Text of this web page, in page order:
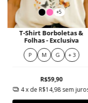
+5
T-Shirt Borboletas &
Folhas - Exclusiva
P M G + 3
R$59,90
4x de R$14,98 sem